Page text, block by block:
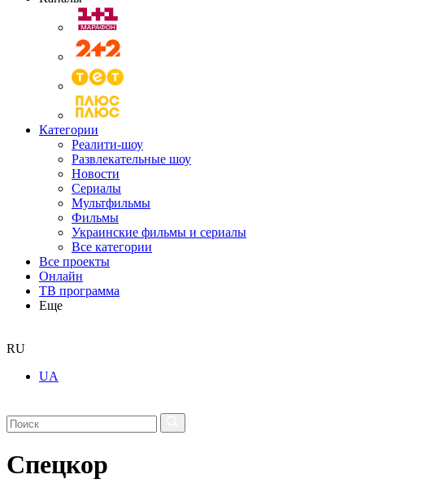
Категории
Реалити-шоу
Развлекательные шоу
Новости
Сериалы
Мультфильмы
Фильмы
Украинские фильмы и сериалы
Все категории
Все проекты
Онлайн
ТВ программа
Еще
RU
UA
Спецкор